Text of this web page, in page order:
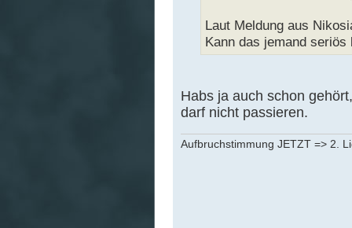
Laut Meldung aus
Kann das jemand seriös
Habs ja auch schon
darf nicht passieren.
Aufbruchstimmung JETZT => 2.